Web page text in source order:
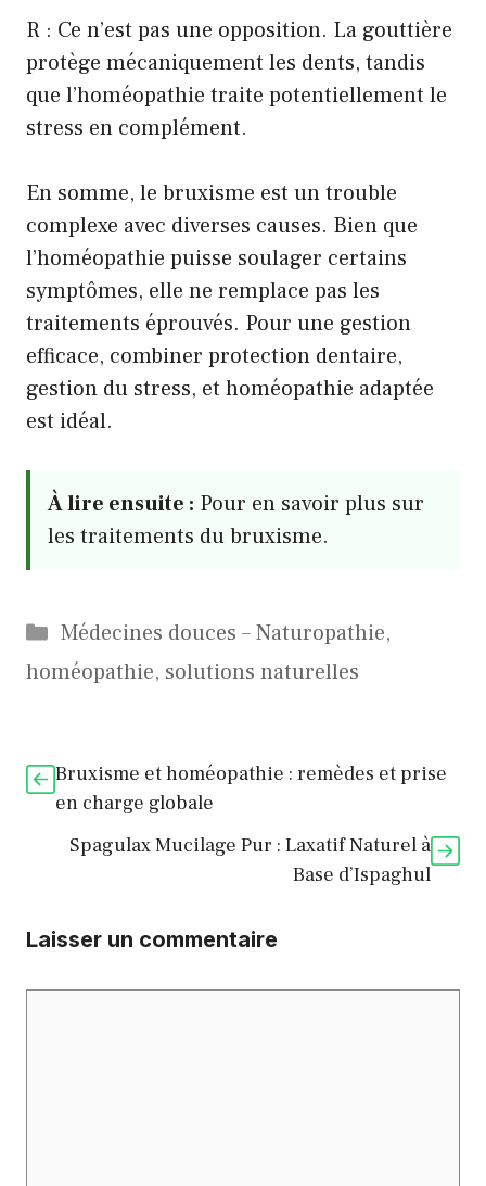
R : Ce n’est pas une opposition. La gouttière
protège mécaniquement les dents, tandis
que l’homéopathie traite potentiellement le
stress en complément.
En somme, le bruxisme est un trouble
complexe avec diverses causes. Bien que
l’homéopathie puisse soulager certains
symptômes, elle ne remplace pas les
traitements éprouvés. Pour une gestion
efficace, combiner protection dentaire,
gestion du stress, et homéopathie adaptée
est idéal.
À lire ensuite : Pour en savoir plus sur
les traitements du bruxisme.
Catégories
Médecines douces – Naturopathie,
homéopathie, solutions naturelles
Bruxisme et homéopathie : remèdes et prise
en charge globale
Spagulax Mucilage Pur : Laxatif Naturel à
Base d’Ispaghul
Laisser un commentaire